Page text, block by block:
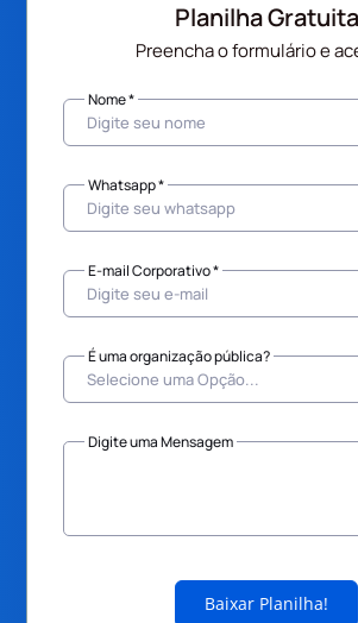
Planilha Gratuita
Preencha o formulário e
Nome *
Whatsapp *
E-mail Corporativo *
É uma organização pública?
Digite uma Mensagem
Baixar Planilha!